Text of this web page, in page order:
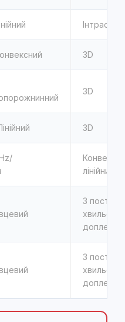
3D
3D
3D
лінійний
З
доплером
З
доплером